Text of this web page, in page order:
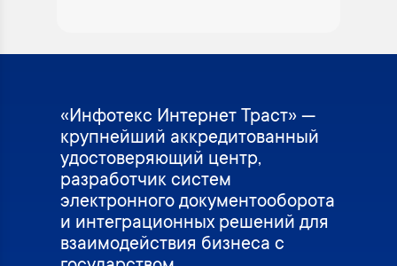
«Инфотекс Интернет Траст» —
крупнейший аккредитованный
удостоверяющий центр,
разработчик систем
электронного документооборота
и интеграционных решений для
взаимодействия бизнеса с